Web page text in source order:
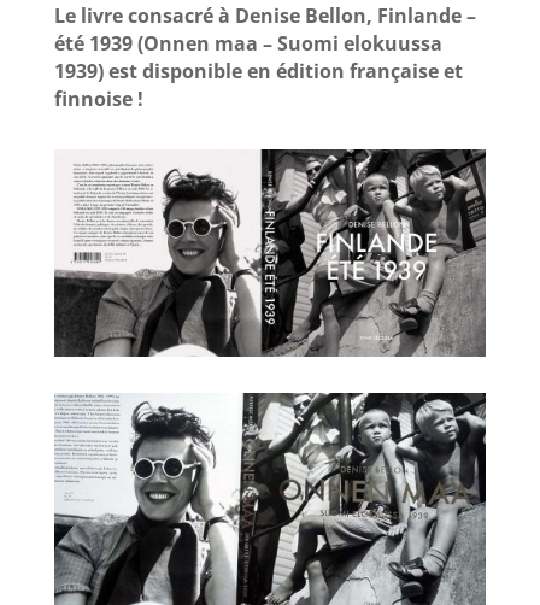
Le livre consacré à Denise Bellon, Finlande –
été 1939 (Onnen maa – Suomi elokuussa
1939) est disponible en édition française et
finnoise !